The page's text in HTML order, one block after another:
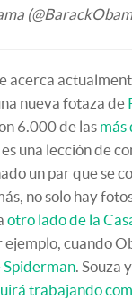
acerca
nueva fotaza de
6.000 de las más
una lección de
un par que se
no solo hay
otro lado de la
cuando
Spiderman .
trabajando